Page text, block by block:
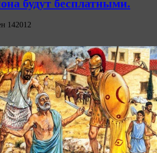
будут бесплатными.
142012